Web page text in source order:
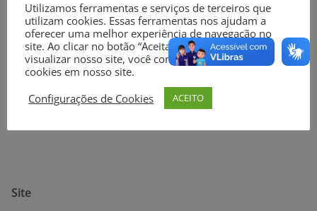
Nome*
Site
Utilizamos ferramentas e serviços de terceiros que
utilizam cookies. Essas ferramentas nos ajudam a
oferecer uma melhor experiência de navegação no
site. Ao clicar no botão “Aceitar” ou continuar a
visualizar nosso site, você concorda com o uso de
cookies em nosso site.
Configurações de Cookies
ACEITO